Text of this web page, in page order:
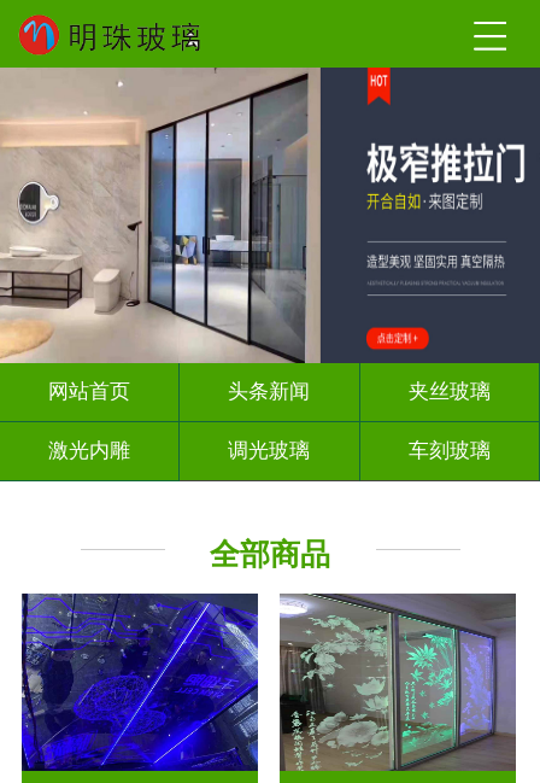
网站首页 头条新闻 夹丝玻璃
激光内雕 调光玻璃 车刻玻璃
全部商品